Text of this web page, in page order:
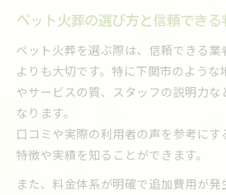
個別火葬と合同火葬の違い
火葬当日の流れと飼い主の
ペット火葬後の遺骨の取り
信頼できるペット火葬のポイン
ペット火葬サービスの質を
イント
スタッフ対応や立会い方法
ペット火葬の選び方と信頼できる
ペット火葬を選ぶ際は、信頼できる
よりも大切です。特に下関市のよう
やサービスの質、スタッフの説明力な
なります。
口コミや実際の利用者の声を参考にす
特徴や実績を知ることができます。
また、料金体系が明確で追加費用が